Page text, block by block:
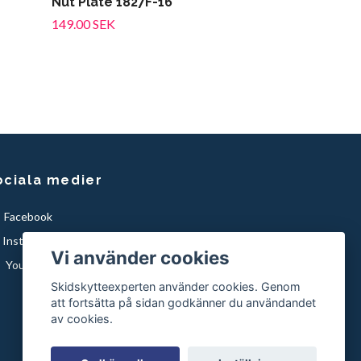
149.00 SEK
medier
Facebook
Instagram
YouTube Vi använder cookies
Skidskytteexperten använder cookies. Genom
att fortsätta på sidan godkänner du användandet
av cookies.